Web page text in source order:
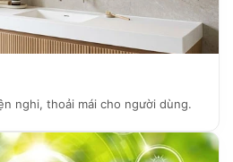
nghi, thoải mái cho người dùng.